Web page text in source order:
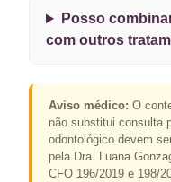
Posso
com outros
Aviso médico: O
não substitui consulta
odontológico devem
pela Dra. Luana
CFO 196/2019 e 198/